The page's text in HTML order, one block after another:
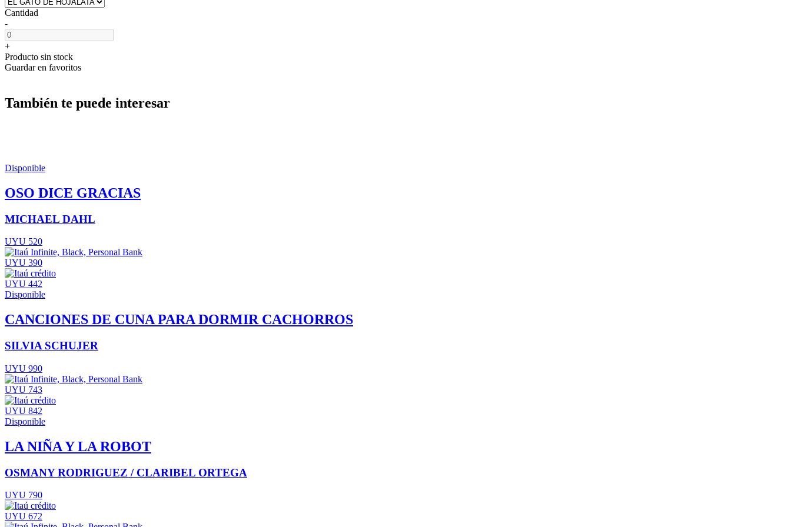
Cantidad
-
+
Producto sin stock
Guardar en favoritos
También te puede interesar
Disponible
OSO DICE GRACIAS
MICHAEL DAHL
UYU 520
UYU 390
UYU 442
Disponible
CANCIONES DE CUNA PARA DORMIR CACHORROS
SILVIA SCHUJER
UYU 990
UYU 743
UYU 842
Disponible
LA NIÑA Y LA ROBOT
OSMANY RODRIGUEZ / CLARIBEL ORTEGA
UYU 790
UYU 672